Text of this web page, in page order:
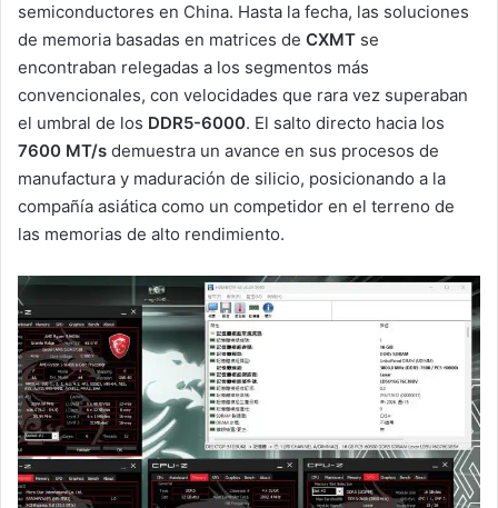
semiconductores en China. Hasta la fecha, las soluciones
de memoria basadas en matrices de CXMT se
encontraban relegadas a los segmentos más
convencionales, con velocidades que rara vez superaban
el umbral de los DDR5-6000. El salto directo hacia los
7600 MT/s demuestra un avance en sus procesos de
manufactura y maduración de silicio, posicionando a la
compañía asiática como un competidor en el terreno de
las memorias de alto rendimiento.